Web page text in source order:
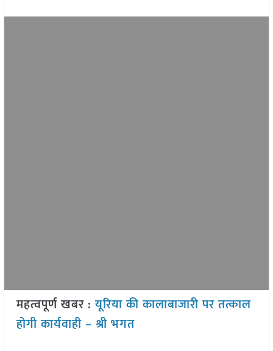
महत्वपूर्ण खबर :यूरिया की कालाबाजारी पर तत्काल
होगी कार्यवाही – श्री भगत